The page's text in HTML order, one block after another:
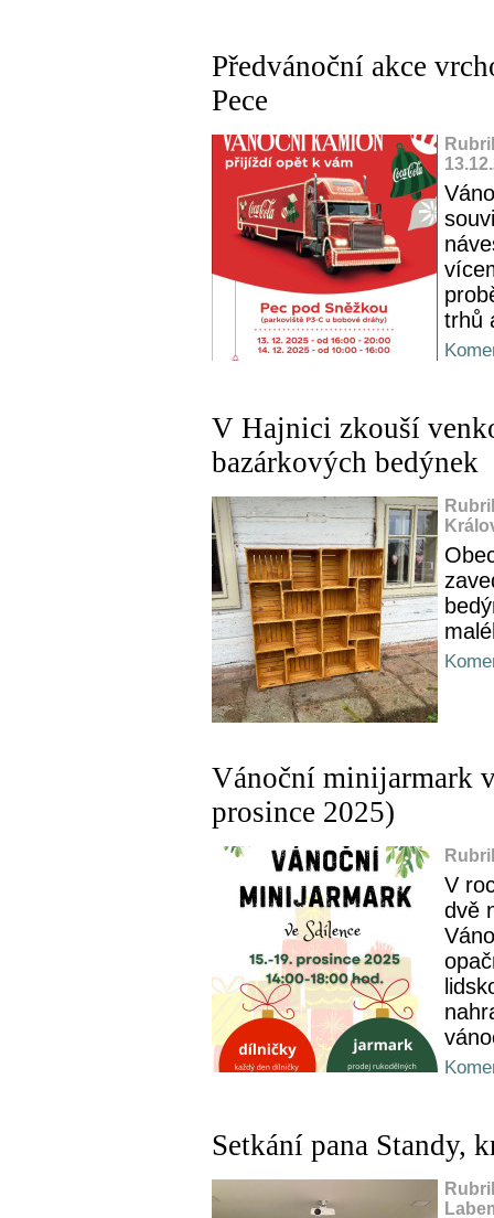
Předvánoční akce
Pece
trhů
V Hajnici zkouší
bazárkových bedýnek
Vánoční minijarmark
prosince 2025)
V
dvě
Setkání pana Standy,